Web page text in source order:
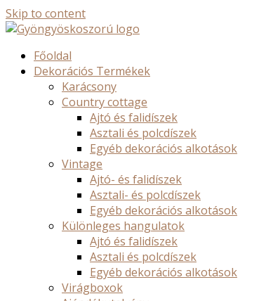
Skip to content
Főoldal
Dekorációs Termékek
Karácsony
Country cottage
Ajtó és falidíszek
Asztali és polcdíszek
Egyéb dekorációs alkotások
Vintage
Ajtó- és falidíszek
Asztali- és polcdíszek
Egyéb dekorációs alkotások
Különleges hangulatok
Ajtó és falidíszek
Asztali és polcdíszek
Egyéb dekorációs alkotások
Virágboxok